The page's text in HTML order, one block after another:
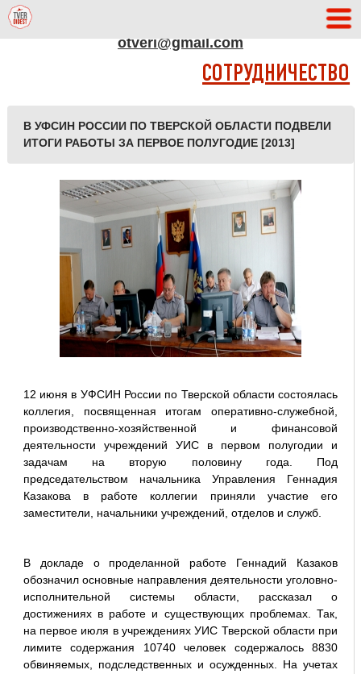
otveri@gmail.com
СОТРУДНИЧЕСТВО
В УФСИН РОССИИ ПО ТВЕРСКОЙ ОБЛАСТИ ПОДВЕЛИ
ИТОГИ РАБОТЫ ЗА ПЕРВОЕ ПОЛУГОДИЕ [2013]
12 июня в УФСИН России по Тверской области состоялась
коллегия, посвященная итогам оперативно-служебной,
производственно-хозяйственной и финансовой
деятельности учреждений УИС в первом полугодии и
задачам на вторую половину года. Под
председательством начальника Управления Геннадия
Казакова в работе коллегии приняли участие его
заместители, начальники учреждений, отделов и служб.
В докладе о проделанной работе Геннадий Казаков
обозначил основные направления деятельности уголовно-
исполнительной системы области, рассказал о
достижениях в работе и существующих проблемах. Так,
на первое июля в учреждениях УИС Тверской области при
лимите содержания 10740 человек содержалось 8830
обвиняемых, подследственных и осужденных. На учетах